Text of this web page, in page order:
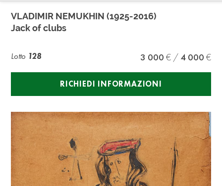
VLADIMIR NEMUKHIN (1925-2016)
Jack of clubs
Lotto 128 3 000 4 000
RICHIEDI INFORMAZIONI